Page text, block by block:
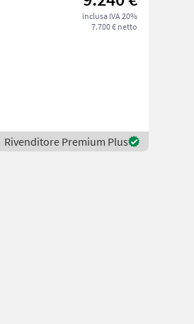
inclusa IVA 20%
7.700 € netto
Rivenditore Premium Plus